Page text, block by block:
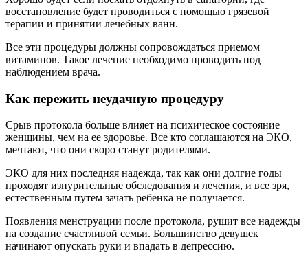
восстановление будет проводиться с помощью грязевой
терапии и принятии лечебных ванн.
Все эти процедуры должны сопровождаться приемом
витаминов. Такое лечение необходимо проводить под
наблюдением врача.
Как пережить неудачную процедуру
Срыв протокола больше влияет на психическое состояние
женщины, чем на ее здоровье. Все кто соглашаются на ЭКО,
мечтают, что они скоро станут родителями.
ЭКО для них последняя надежда, так как они долгие годы
проходят изнурительные обследования и лечения, и все зря,
естественным путем зачать ребенка не получается.
Появления менструации после протокола, рушит все надежды
на создание счастливой семьи. Большинство девушек
начинают опускать руки и впадать в депрессию.